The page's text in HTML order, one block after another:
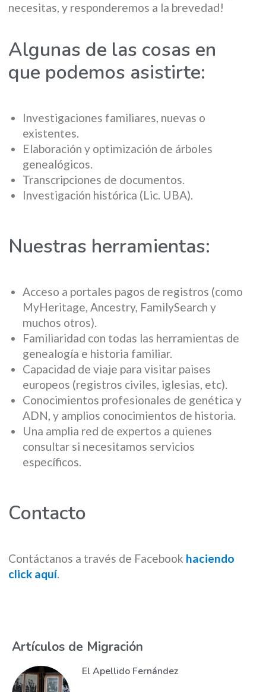
necesitas, y responderemos a la brevedad!
Algunas de las cosas en
que podemos asistirte:
Investigaciones familiares, nuevas o
existentes.
Elaboración y optimización de árboles
genealógicos.
Transcripciones de documentos.
Investigación histórica (Lic. UBA).
Nuestras herramientas:
Acceso a portales pagos de registros (como
MyHeritage, Ancestry, FamilySearch y
muchos otros).
Familiaridad con todas las herramientas de
genealogía e historia familiar.
Capacidad de viaje para visitar paises
europeos (registros civiles, iglesias, etc).
Conocimientos profesionales de genética y
ADN, y amplios conocimientos de historia.
Una amplia red de expertos a quienes
consultar si necesitamos servicios
específicos.
Contacto
Contáctanos a través de Facebook haciendo
click aquí.
Artículos de Migración
El Apellido Fernández